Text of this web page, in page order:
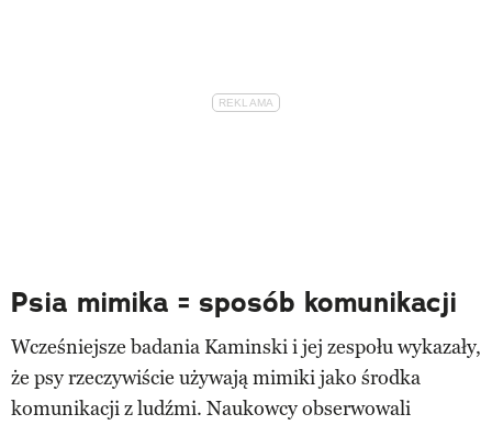
Psia mimika = sposób komunikacji
Wcześniejsze badania Kaminski i jej zespołu wykazały,
że psy rzeczywiście używają mimiki jako środka
komunikacji z ludźmi. Naukowcy obserwowali